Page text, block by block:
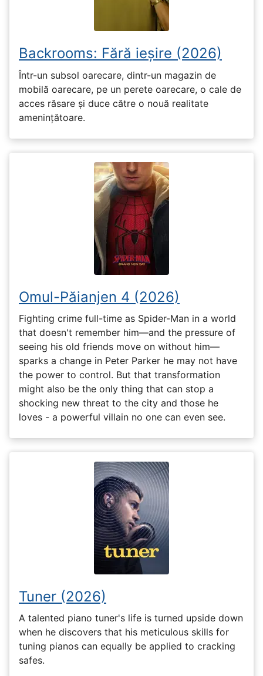
Backrooms: Fără ieșire (2026)
Într-un subsol oarecare, dintr-un magazin de
mobilă oarecare, pe un perete oarecare, o cale de
acces răsare și duce către o nouă realitate
amenințătoare.
Omul-Păianjen 4 (2026)
Fighting crime full-time as Spider-Man in a world
that doesn't remember him—and the pressure of
seeing his old friends move on without him—
sparks a change in Peter Parker he may not have
the power to control. But that transformation
might also be the only thing that can stop a
shocking new threat to the city and those he
loves - a powerful villain no one can even see.
Tuner (2026)
A talented piano tuner's life is turned upside down
when he discovers that his meticulous skills for
tuning pianos can equally be applied to cracking
safes.